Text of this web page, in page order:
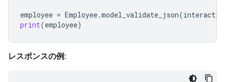
employee = Employee.model_validate_json(
print(employee)
レスポンスの例: